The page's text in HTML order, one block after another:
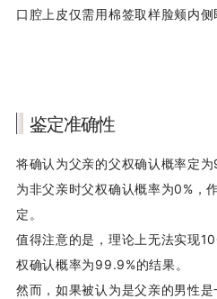
口腔上皮仅需用棉签取样脸颊内侧
鉴定准确性
将确认为父亲的父权确认概率定
为非父亲时父权确认概率为0%，
定。
值得注意的是，理论上无法实现
权确认概率为99.9%的结果。
然而，如果被认为是父亲的男性